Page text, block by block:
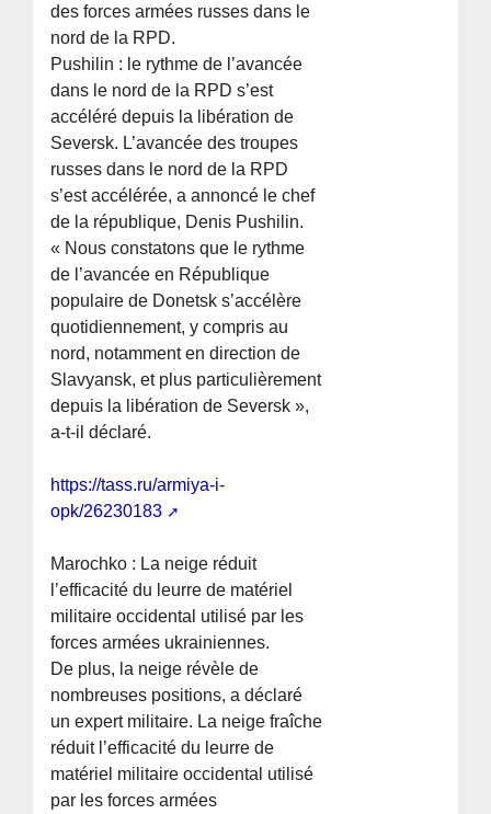
des forces armées russes dans le
nord de la RPD.
Pushilin : le rythme de l’avancée
dans le nord de la RPD s’est
accéléré depuis la libération de
Seversk. L’avancée des troupes
russes dans le nord de la RPD
s’est accélérée, a annoncé le chef
de la république, Denis Pushilin.
« Nous constatons que le rythme
de l’avancée en République
populaire de Donetsk s’accélère
quotidiennement, y compris au
nord, notamment en direction de
Slavyansk, et plus particulièrement
depuis la libération de Seversk »,
a-t-il déclaré.
https://tass.ru/armiya-i-
opk/26230183
Marochko : La neige réduit
l’efficacité du leurre de matériel
militaire occidental utilisé par les
forces armées ukrainiennes.
De plus, la neige révèle de
nombreuses positions, a déclaré
un expert militaire. La neige fraîche
réduit l’efficacité du leurre de
matériel militaire occidental utilisé
par les forces armées